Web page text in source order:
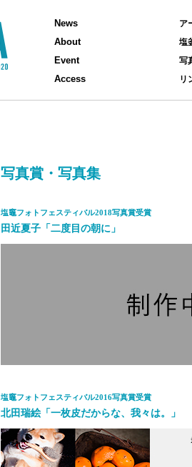
News
About
Event
Access
ア
塩
写
リ
写真賞・写真集
塩竈フォトフェスティバル2018写真賞受賞
田近夏子「二度目の朝に」
塩竈フォトフェスティバル2016写真賞受賞
北田瑞絵「一枚皮だからな、我々は。」